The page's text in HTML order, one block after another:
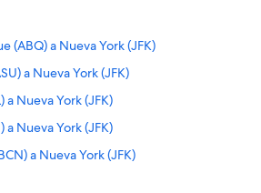
(ABQ) a Nueva York (JFK)
a Nueva York (JFK)
a Nueva York (JFK)
a Nueva York (JFK)
a Nueva York (JFK)